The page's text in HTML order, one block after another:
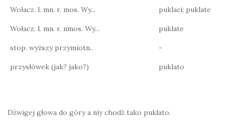
Wołacz. l. mn. r. mos. Wy... puklaci; puklate
Wołacz. l. mn. r. nmos. Wy... puklate
stop. wyższy przymiotn.. -
przysłówek (jak? jako?) puklato
Dźwigej głowa do gōry a niy chodź tako puklato.